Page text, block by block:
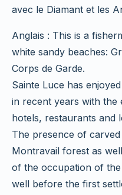
avec le Diamant et les
Anglais : This is a
white sandy beaches:
Corps de Garde.
Sainte Luce has
in recent years with the
hotels, restaurants and
The presence of
Montravail forest as
of the occupation of
well before the first